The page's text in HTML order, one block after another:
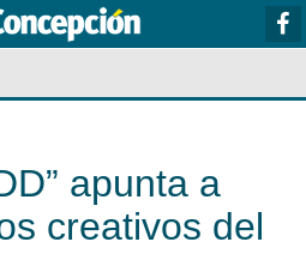
apunta a
creativos del